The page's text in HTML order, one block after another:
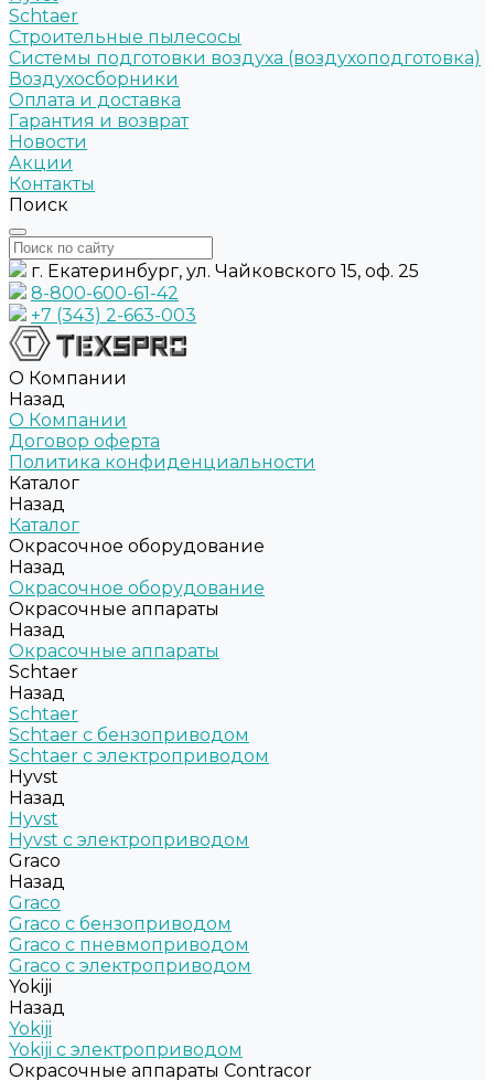
Schtaer
Строительные пылесосы
Системы подготовки воздуха (воздухоподготовка)
Воздухосборники
Оплата и доставка
Гарантия и возврат
Новости
Акции
Контакты
Поиск
г. Екатеринбург, ул. Чайковского 15, оф. 25
8-800-600-61-42
+7 (343) 2-663-003
О Компании
Назад
О Компании
Договор оферта
Политика конфиденциальности
Каталог
Назад
Каталог
Окрасочное оборудование
Назад
Окрасочное оборудование
Окрасочные аппараты
Назад
Окрасочные аппараты
Schtaer
Назад
Schtaer
Schtaer с бензоприводом
Schtaer c электроприводом
Hyvst
Назад
Hyvst
Hyvst с электроприводом
Graco
Назад
Graco
Graco c бензоприводом
Graco с пневмоприводом
Graco с электроприводом
Yokiji
Назад
Yokiji
Yokiji c электроприводом
Окрасочные аппараты Contracor